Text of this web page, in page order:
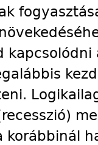
korábbinál